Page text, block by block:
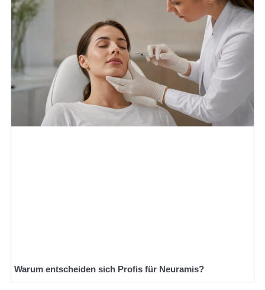
Warum entscheiden sich Profis für Neuramis?